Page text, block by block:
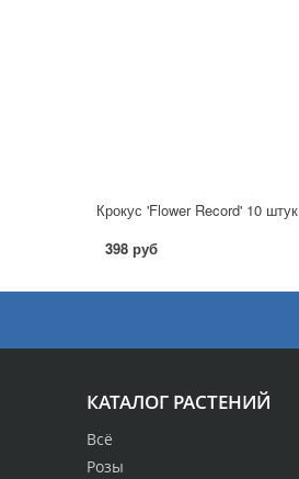
Крокус 'Flower Record' 10 штук
398 руб
КАТАЛОГ РАСТЕНИЙ
Всё
Розы